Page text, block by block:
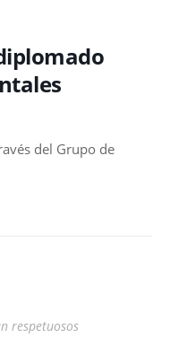
del Grupo de
respetuosos